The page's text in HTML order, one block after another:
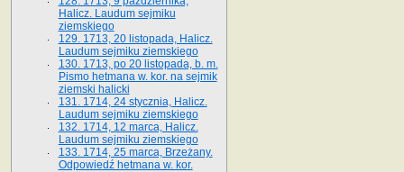
Halicz. Laudum sejmiku
ziemskiego
129. 1713, 20 listopada, Halicz.
Laudum sejmiku ziemskiego
130. 1713, po 20 listopada, b. m.
Pismo hetmana w. kor. na sejmik
ziemski halicki
131. 1714, 24 stycznia, Halicz.
Laudum sejmiku ziemskiego
132. 1714, 12 marca, Halicz.
Laudum sejmiku ziemskiego
133. 1714, 25 marca, Brzeżany.
Odpowiedź hetmana w. kor.